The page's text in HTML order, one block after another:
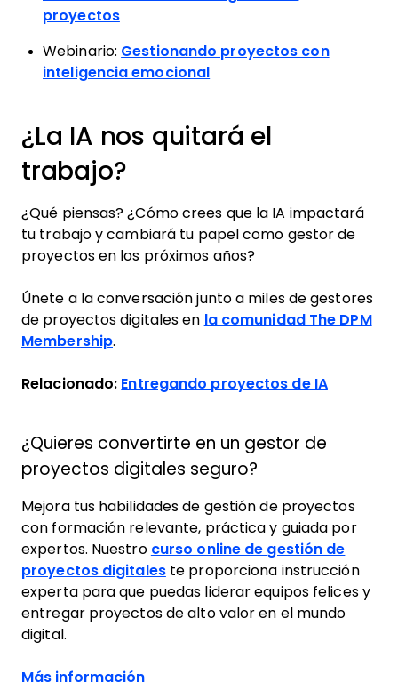
proyectos
Webinario: Gestionando proyectos con
inteligencia emocional
¿La IA nos quitará el
trabajo?
¿Qué piensas? ¿Cómo crees que la IA impactará
tu trabajo y cambiará tu papel como gestor de
proyectos en los próximos años?
Únete a la conversación junto a miles de gestores
de proyectos digitales en la comunidad The DPM
Membership.
Relacionado: Entregando proyectos de IA
¿Quieres convertirte en un gestor de
proyectos digitales seguro?
Mejora tus habilidades de gestión de proyectos
con formación relevante, práctica y guiada por
expertos. Nuestro curso online de gestión de
proyectos digitaleste proporciona instrucción
experta para que puedas liderar equipos felices y
entregar proyectos de alto valor en el mundo
digital.
Más información